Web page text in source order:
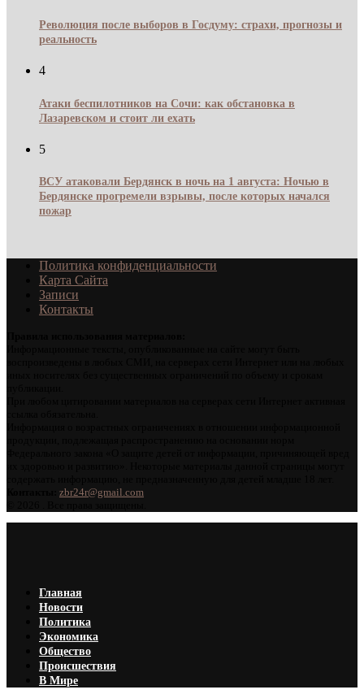
Революция после выборов в Госдуму: страхи, прогнозы и
реальность
4
Атаки беспилотников на Сочи: как обстановка в
Лазаревском и стоит ли ехать
5
ВСУ атаковали Бердянск в ночь на 1 августа: Ночью в
Бердянске прогремели взрывы, после которых начался
пожар
Политика конфиденциальности
Карта Сайта
Записи
Контакты
zbr24r@gmail.com
Главная
Новости
Политика
Экономика
Общество
Происшествия
В Мире